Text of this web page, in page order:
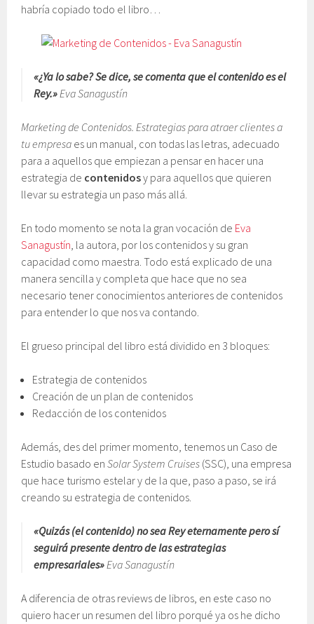
habría copiado todo el libro…
«¿Ya lo sabe? Se dice, se comenta que el contenido es el
Rey.»Eva Sanagustín
Marketing de Contenidos. Estrategias para atraer clientes a
tu empresa es un manual, con todas las letras, adecuado
para a aquellos que empiezan a pensar en hacer una
estrategia de contenidosy para aquellos que quieren
llevar su estrategia un paso más allá.
En todo momento se nota la gran vocación de Eva
Sanagustín, la autora, por los contenidos y su gran
capacidad como maestra. Todo está explicado de una
manera sencilla y completa que hace que no sea
necesario tener conocimientos anteriores de contenidos
para entender lo que nos va contando.
El grueso principal del libro está dividido en 3 bloques:
Estrategia de contenidos
Creación de un plan de contenidos
Redacción de los contenidos
Además, des del primer momento, tenemos un Caso de
Estudio basado enSolar System Cruises (SSC), una empresa
que hace turismo estelar y de la que, paso a paso, se irá
creando su estrategia de contenidos.
«Quizás (el contenido) no sea Rey eternamente pero sí
seguirá presente dentro de las estrategias
empresariales»Eva Sanagustín
A diferencia de otras reviews de libros, en este caso no
quiero hacer un resumen del libro porqué ya os he dicho